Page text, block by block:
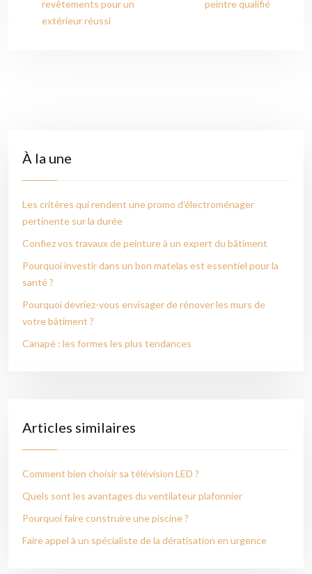
revêtements pour un
extérieur réussi
peintre qualifié
À la une
Les critères qui rendent une promo d’électroménager
pertinente sur la durée
Confiez vos travaux de peinture à un expert du bâtiment
Pourquoi investir dans un bon matelas est essentiel pour la
santé ?
Pourquoi devriez-vous envisager de rénover les murs de
votre bâtiment ?
Canapé : les formes les plus tendances
Articles similaires
Comment bien choisir sa télévision LED ?
Quels sont les avantages du ventilateur plafonnier
Pourquoi faire construire une piscine ?
Faire appel à un spécialiste de la dératisation en urgence